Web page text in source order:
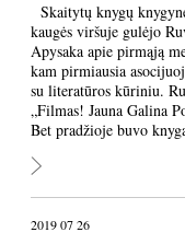
Skaitytų knygų
kaugės viršuje gulėjo
Apysaka apie pirmąją
kam pirmiausia
su literatūros kūriniu.
„Filmas! Jauna Galina
Bet pradžioje buvo
2019 07 26